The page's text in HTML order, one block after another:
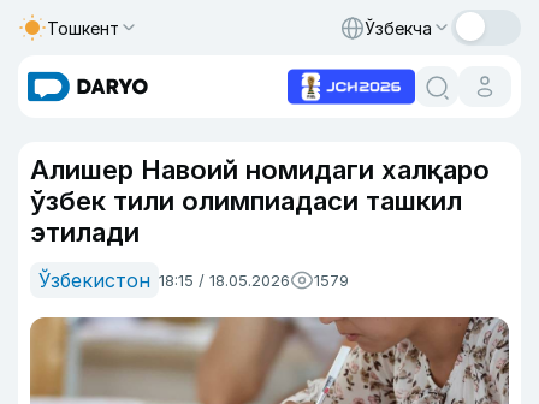
Тошкент Ўзбекча
Алишер Навоий номидаги халқаро
ўзбек тили олимпиадаси ташкил
этилади
Ўзбекистон 18:15 / 18.05.2026 1579